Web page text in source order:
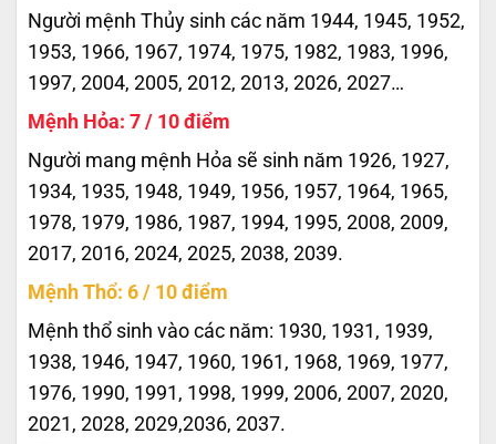
Người mệnh Thủy sinh các năm 1944, 1945, 1952,
1953, 1966, 1967, 1974, 1975, 1982, 1983, 1996,
1997, 2004, 2005, 2012, 2013, 2026, 2027…
Mệnh Hỏa: 7 / 10 điểm
Người mang mệnh Hỏa sẽ sinh năm 1926, 1927,
1934, 1935, 1948, 1949, 1956, 1957, 1964, 1965,
1978, 1979, 1986, 1987, 1994, 1995, 2008, 2009,
2017, 2016, 2024, 2025, 2038, 2039.
Mệnh Thổ: 6 / 10 điểm
Mệnh thổ sinh vào các năm: 1930, 1931, 1939,
1938, 1946, 1947, 1960, 1961, 1968, 1969, 1977,
1976, 1990, 1991, 1998, 1999, 2006, 2007, 2020,
2021, 2028, 2029,2036, 2037.